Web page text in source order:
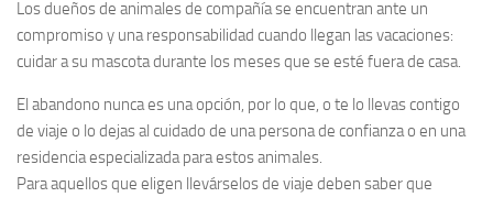
Los dueños de animales de compañía se encuentran ante un
compromiso y una responsabilidad cuando llegan las vacaciones:
cuidar a su mascota durante los meses que se esté fuera de casa.
El abandono nunca es una opción, por lo que, o te lo llevas contigo
de viaje o lo dejas al cuidado de una persona de confianza o en una
residencia especializada para estos animales.
Para aquellos que eligen llevárselos de viaje deben saber que